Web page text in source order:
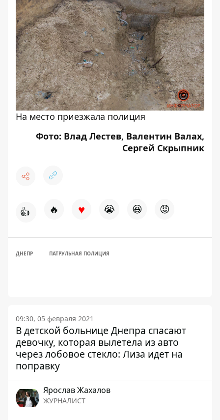
На место приезжала полиция
Фото: Влад Лестев, Валентин Валах,
Сергей Скрыпник
👍 🔥 ♥ 😭 😆 😡
ДНЕПР ПАТРУЛЬНАЯ ПОЛИЦИЯ
09:30, 05 февраля 2021
В детской больнице Днепра спасают
девочку, которая вылетела из авто
через лобовое стекло: Лиза идет на
поправку
Ярослав Жахалов
ЖУРНАЛИСТ